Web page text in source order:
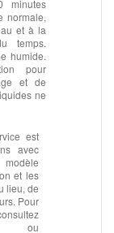
minutes
normale,
et à la
temps.
humide.
pour
et de
ne
est
avec
et les
lieu, de
Pour
ou